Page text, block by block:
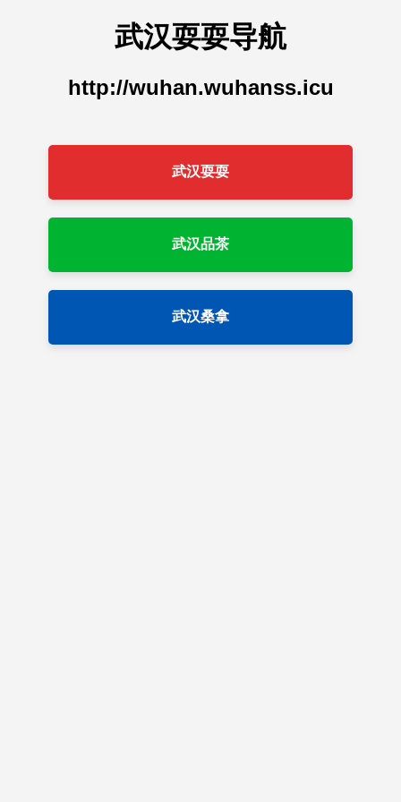
武汉耍耍导航
http://wuhan.wuhanss.icu
武汉耍耍
武汉品茶
武汉桑拿